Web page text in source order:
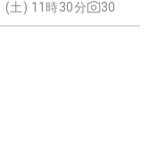
(土) 11時30分 30